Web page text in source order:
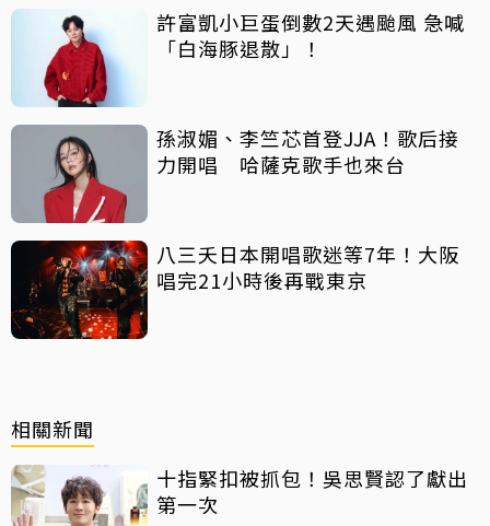
許富凱小巨蛋倒數2天遇颱風 急喊
「白海豚退散」！
孫淑媚、李竺芯首登JJA！歌后接
力開唱 哈薩克歌手也來台
八三夭日本開唱歌迷等7年！大阪
唱完21小時後再戰東京
相關新聞
十指緊扣被抓包！吳思賢認了獻出
第一次